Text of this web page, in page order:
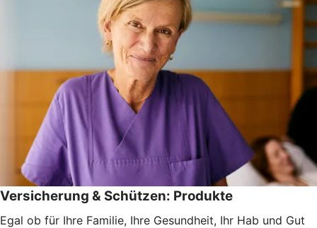
Versicherung & Schützen: Produkte
Egal ob für Ihre Familie, Ihre Gesundheit, Ihr Hab und Gut